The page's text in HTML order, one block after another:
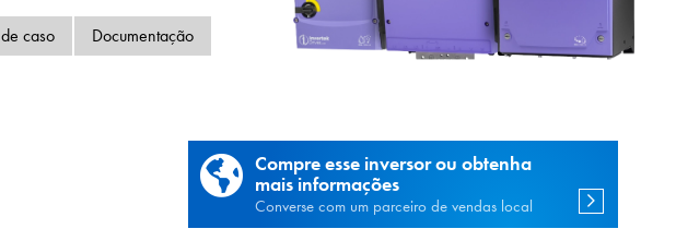
caso Documentação
Compre esse inversor ou obtenha
mais informações
Converse com um parceiro de vendas local
Política de Privacidade
Mapa do site